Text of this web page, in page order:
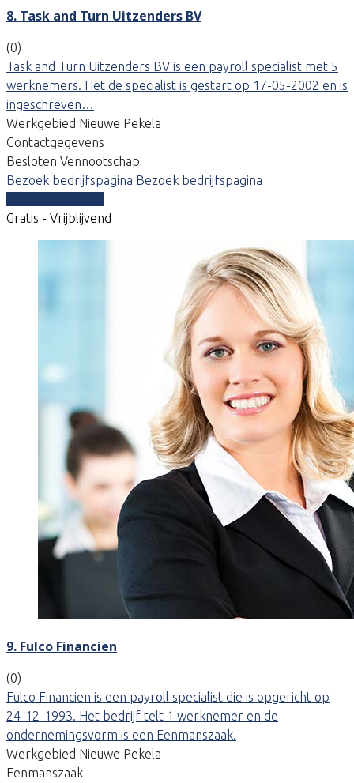
8. Task and Turn Uitzenders BV
(0)
Task and Turn Uitzenders BV is een payroll specialist met 5
werknemers. Het de specialist is gestart op 17-05-2002 en is
ingeschreven…
Werkgebied Nieuwe Pekela
Contactgegevens
Besloten Vennootschap
Bezoek bedrijfspagina Bezoek bedrijfspagina
Gratis - Vrijblijvend
9. Fulco Financien
(0)
Fulco Financien is een payroll specialist die is opgericht op
24-12-1993. Het bedrijf telt 1 werknemer en de
ondernemingsvorm is een Eenmanszaak.
Werkgebied Nieuwe Pekela
Eenmanszaak